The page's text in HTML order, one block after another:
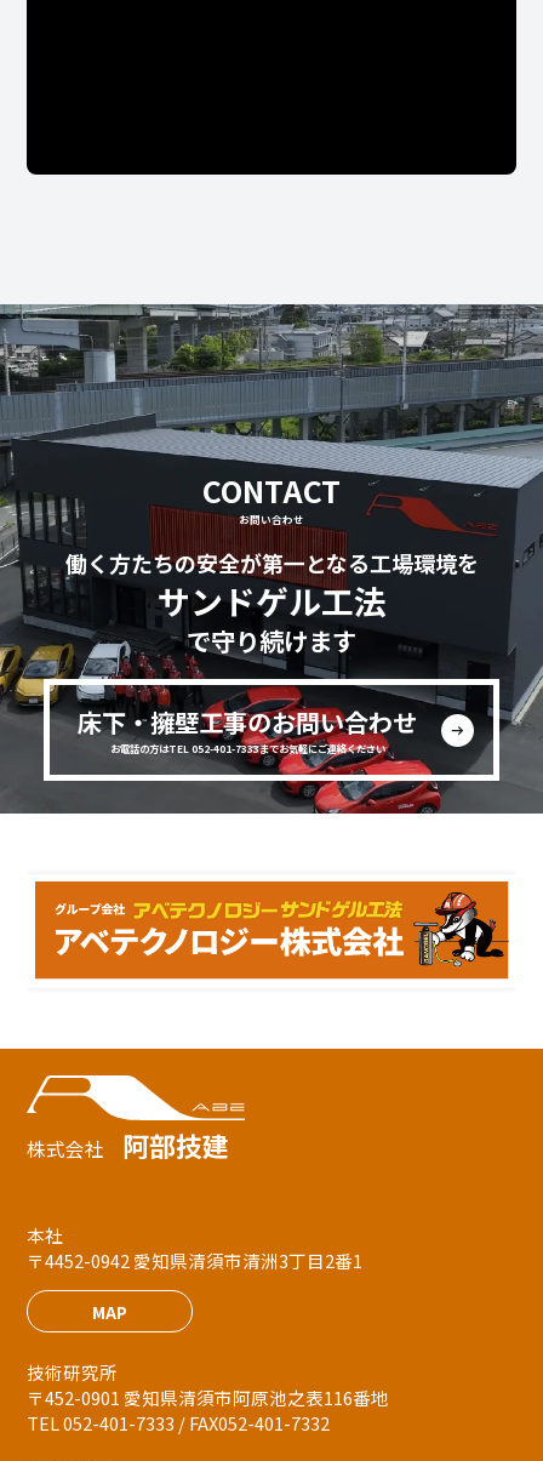
CONTACT
お問い合わせ
働く方たちの安全が第一となる工場環境を
サンドゲル工法
で守り続けます
床下・擁壁工事のお問い合わせ
お電話の方はTEL 052-401-7333までお気軽にご連絡ください
株式会社 阿部技建
本社
〒4452-0942 愛知県清須市清洲3丁目2番1
MAP
技術研究所
〒452-0901 愛知県清須市阿原池之表116番地
TEL 052-401-7333 / FAX052-401-7332